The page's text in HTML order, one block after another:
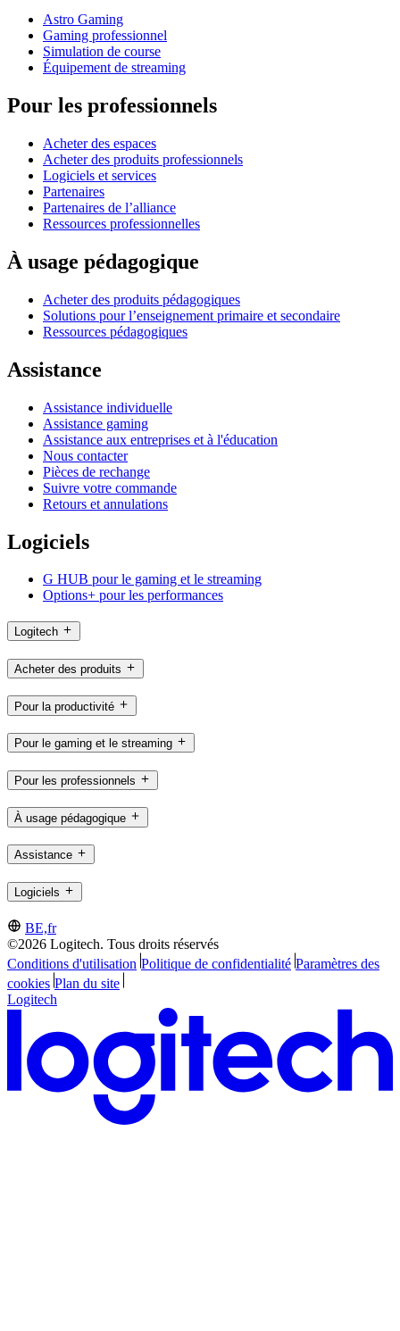
Astro Gaming
Gaming professionnel
Simulation de course
Équipement de streaming
Pour les professionnels
Acheter des espaces
Acheter des produits professionnels
Logiciels et services
Partenaires
Partenaires de l’alliance
Ressources professionnelles
À usage pédagogique
Acheter des produits pédagogiques
Solutions pour l’enseignement primaire et secondaire
Ressources pédagogiques
Assistance
Assistance individuelle
Assistance gaming
Assistance aux entreprises et à l'éducation
Nous contacter
Pièces de rechange
Suivre votre commande
Retours et annulations
Logiciels
G HUB pour le gaming et le streaming
Options+ pour les performances
Logitech
Acheter des produits
Pour la productivité
Pour le gaming et le streaming
Pour les professionnels
À usage pédagogique
Assistance
Logiciels
BE,fr
©2026 Logitech. Tous droits réservés
Conditions d'utilisation Politique de confidentialité Paramètres des
cookies Plan du site
Logitech